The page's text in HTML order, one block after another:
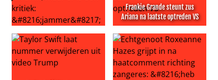
Volendam viert 30 jaar Jan Smit, maar er is ook kritiek:
Frankie Grande steunt zus
Ariana na laatste optreden VS
Frankie Grande steunt zus